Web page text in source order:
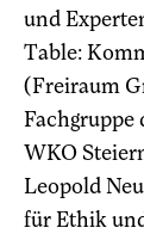
und
Table:
(Freiraum
WKO
Leopold
für Ethik